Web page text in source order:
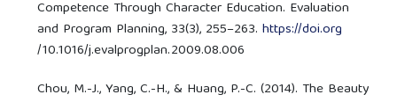
Competence Through Character Education. Evaluation
and Program Planning, 33(3), 255–263.https://doi.org
/10.1016/j.evalprogplan.2009.08.006
Chou, M.-J., Yang, C.-H., & Huang, P.-C. (2014). The Beauty